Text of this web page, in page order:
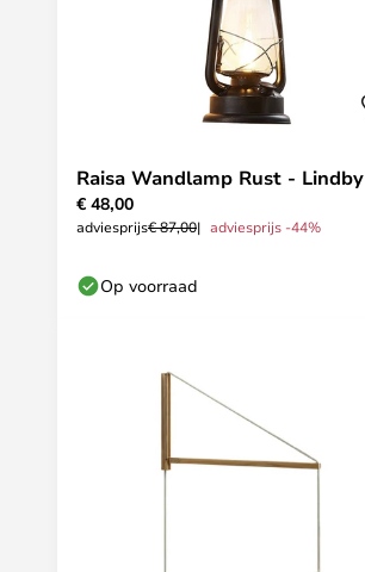
Raisa Wandlamp Rust - Lindby
€ 48,00
adviesprijs€ 87,00 adviesprijs -44%
Op voorraad